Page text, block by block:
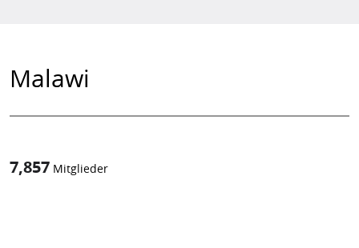
Malawi
7,857 Mitglieder